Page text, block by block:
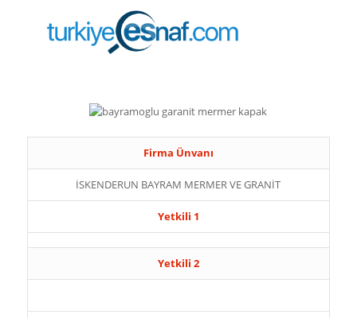
Firma Ünvanı
İSKENDERUN BAYRAM MERMER VE GRANİT
Yetkili 1
Yetkili 2